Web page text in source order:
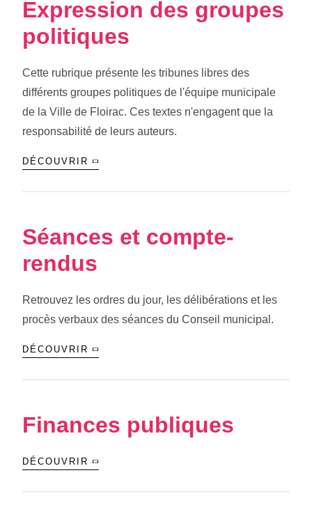
Expression des groupes
politiques
Cette rubrique présente les tribunes libres des
différents groupes politiques de l'équipe municipale
de la Ville de Floirac. Ces textes n'engagent que la
responsabilité de leurs auteurs.
DÉCOUVRIR
Séances et compte-
rendus
Retrouvez les ordres du jour, les délibérations et les
procès verbaux des séances du Conseil municipal.
DÉCOUVRIR
Finances publiques
DÉCOUVRIR